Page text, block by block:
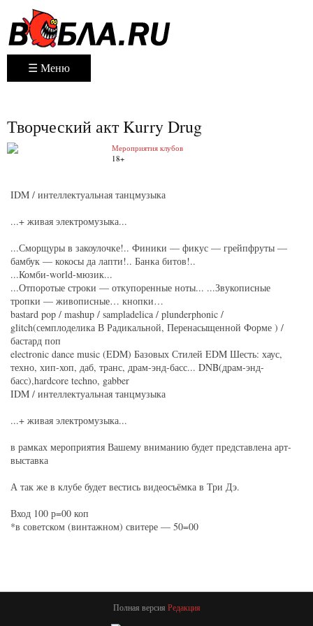
☰ Меню
Творческий акт Kurry Drug
Мероприятия клубов
18+
IDM / интеллектуальная танцмузыка
...+ живая электромузыка...
...Сморщуры в закоулочке!.. Финики — фикус — грейпфруты —
бамбук — кокосы да лапти!.. Банка битов!..
...Комби-world-мюзик...
...Отпоротые строки — откупоренные ноты... ...Звукописные
тропки — живописные… кнопки…
bastard pop / mashup / sampladelica / plunderphonic /
glitch(семплоделика В Радикальной, Перенасыщенной Форме ) /
бастард поп
electronic dance music (EDM) Базовых Стилей EDM Шесть: хаус,
техно, хип-хоп, даб, транс, драм-энд-басс... DNB(драм-энд-
басс),hardcore techno, gabber
IDM / интеллектуальная танцмузыка
...+ живая электромузыка...
в рамках мероприятия Вашему вниманию будет представлена арт-
выставка
А так же в клубе будет вестись видеосъёмка в Три Дэ.
Вход 100 р=00 коп
*в советском (винтажном) свитере — 50=00
Полная версия Редакция